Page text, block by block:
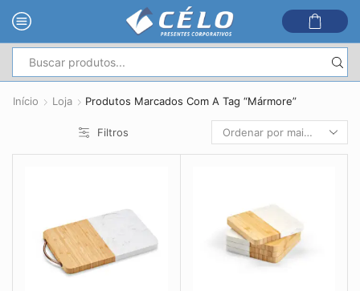
de
pesquisa
Início Loja Produtos Marcados Com A Tag “Mármore”
Filtros